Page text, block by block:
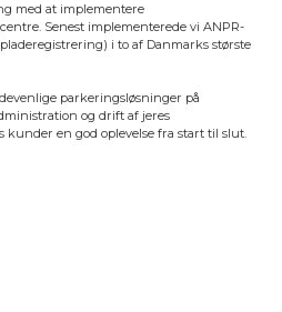
med at implementere
Senest implementerede vi ANPR-
i to af Danmarks største
parkeringsløsninger på
og drift af jeres
kunder en god oplevelse fra start til slut.